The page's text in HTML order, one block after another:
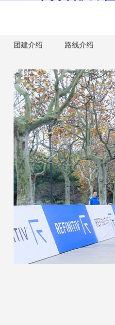
团建介绍 路线介绍